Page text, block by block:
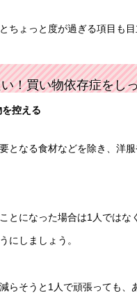
ちょっと度が過ぎる項目も
！買い物依存症をし
控える
となる食材などを除き、洋
とになった場合は1人では
にしましょう。
らそうと1人で頑張っても